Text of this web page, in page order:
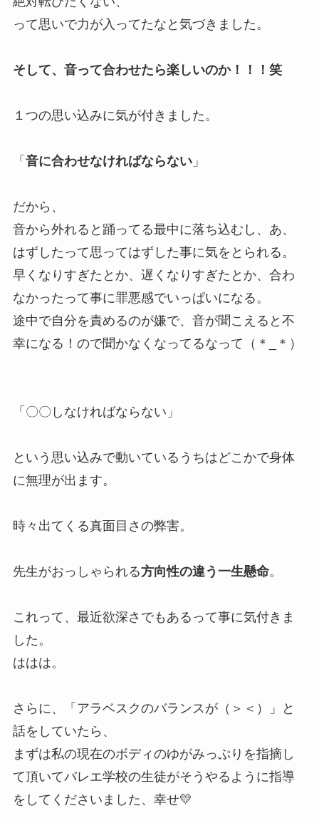
って思いで力が入ってたなと気づきました。
そして、音って合わせたら楽しいのか！！！笑
１つの思い込みに気が付きました。
「 音に合わせなければならない」
だから、
音から外れると踊ってる最中に落ち込むし、あ、
はずしたって思ってはずした事に気をとられる。
早くなりすぎたとか、遅くなりすぎたとか、合わ
なかったって事に罪悪感でいっぱいになる。
途中で自分を責めるのが嫌で、音が聞こえると不
幸になる！ので聞かなくなってるなって（＊_＊）
「〇〇しなければならない」
という思い込みで動いているうちはどこかで身体
に無理が出ます。
時々出てくる真面目さの弊害。
先生がおっしゃられる方向性の違う一生懸命。
これって、最近欲深さでもあるって事に気付きま
した。
ははは。
さらに、「アラベスクのバランスが（＞＜）」と
話をしていたら、
まずは私の現在のボディのゆがみっぷりを指摘し
て頂いてバレエ学校の生徒がそうやるように指導
をしてくださいました、幸せ💛